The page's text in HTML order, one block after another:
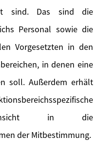
sind. Das sind die
Personal sowie die
Vorgesetzten in den
in denen eine
soll. Außerdem erhält
Einsicht in die
der Mitbestimmung.